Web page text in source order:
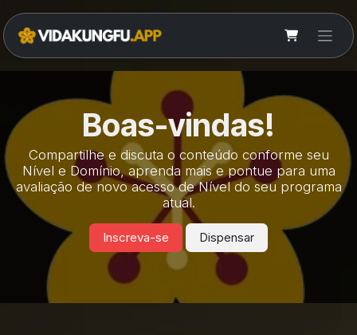
Boas-vindas!
Compartilhe e discuta o conteúdo conforme seu
Nível e Domínio, aprenda mais e pontue para uma
avaliação de novo acesso de Nível do seu programa
atual.
Inscreva-se Dispensar